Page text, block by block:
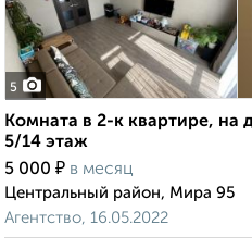
5
Комната в 2-к квартире, на
5/14 этаж
5 000 ₽ в месяц
Центральный район, Мира 95
Агентство, 16.05.2022